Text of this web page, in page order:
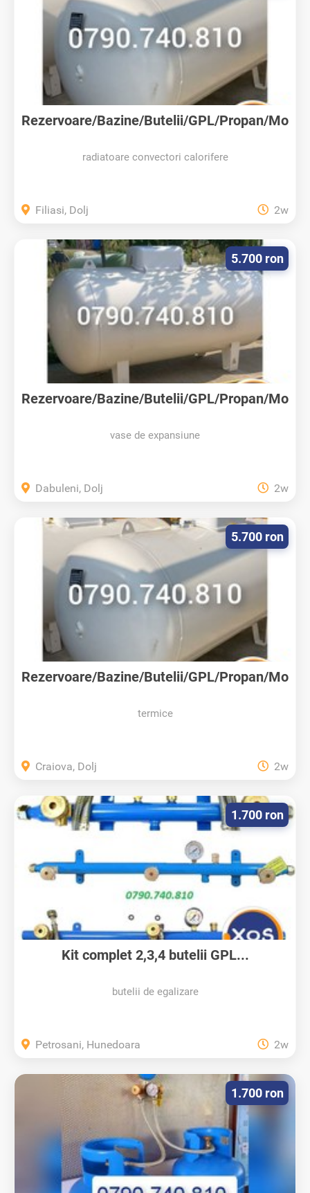
Rezervoare/Bazine/Butelii/GPL/Propan/Mo
radiatoare convectori calorifere
Filiasi, Dolj 2w
Rezervoare/Bazine/Butelii/GPL/Propan/Mo
vase de expansiune
5.700 ron
Dabuleni, Dolj 2w
Rezervoare/Bazine/Butelii/GPL/Propan/Mo
termice
5.700 ron
Craiova, Dolj 2w
Kit complet 2,3,4 butelii GPL...
butelii de egalizare
1.700 ron
Petrosani, Hunedoara 2w
1.700 ron